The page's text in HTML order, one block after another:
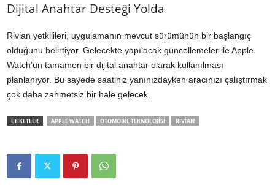
Dijital Anahtar Desteği Yolda
Rivian yetkilileri, uygulamanın mevcut sürümünün bir başlangıç
olduğunu belirtiyor. Gelecekte yapılacak güncellemeler ile Apple
Watch’un tamamen bir dijital anahtar olarak kullanılması
planlanıyor. Bu sayede saatiniz yanınızdayken aracınızı çalıştırmak
çok daha zahmetsiz bir hale gelecek.
ETİKETLER APPLE WATCH OTOMOBIL TEKNOLOJISI RIVIAN